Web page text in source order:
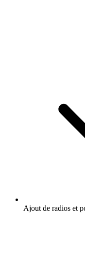
Ajout de radios et